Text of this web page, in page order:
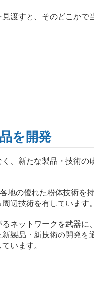
渡すと、そのどこかで
を開発
、新たな製品・技術
地の優れた粉体技術を
辺技術を有しています。
ネットワークを武器
製品・新技術の開発
います。